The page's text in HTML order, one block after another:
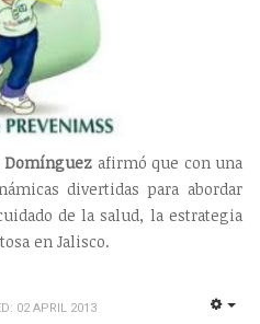
Domínguez afirmó que con una
divertidas para abordar
de la salud, la estrategia
en Jalisco.
02 APRIL 2013